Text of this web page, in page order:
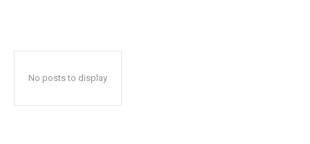
No posts to display